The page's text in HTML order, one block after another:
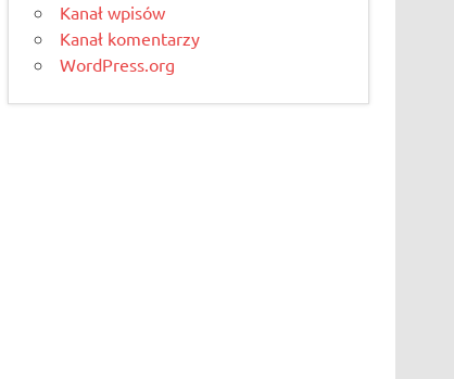
Kanał wpisów
Kanał komentarzy
WordPress.org